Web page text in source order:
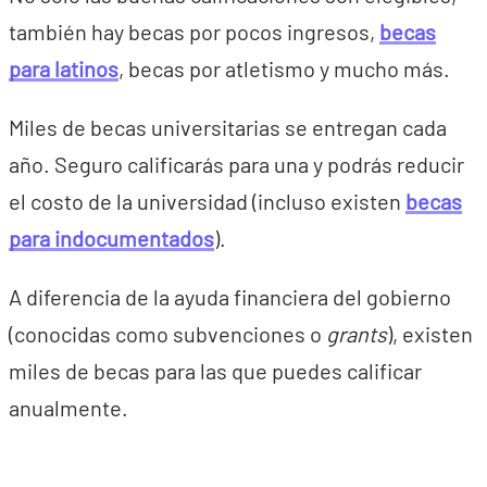
también hay becas por pocos ingresos, becas
para latinos, becas por atletismo y mucho más.
Miles de becas universitarias se entregan cada
año. Seguro calificarás para una y podrás reducir
el costo de la universidad (incluso existen becas
para indocumentados).
A diferencia de la ayuda financiera del gobierno
(conocidas como subvenciones o grants), existen
miles de becas para las que puedes calificar
anualmente.